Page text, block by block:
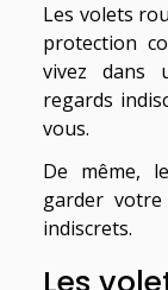
Les volets
protection
vivez dans
regards
vous.
De même,
garder
indiscrets.